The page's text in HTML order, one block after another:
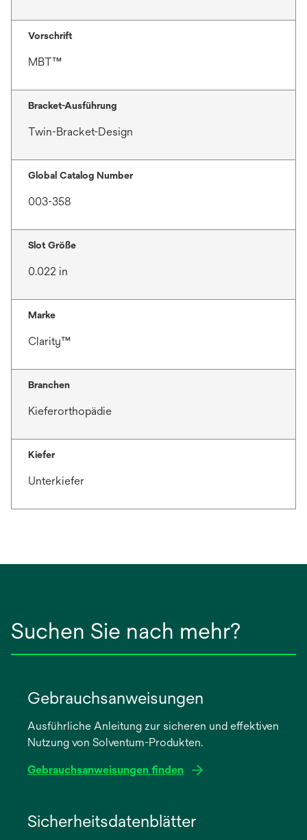
Vorschrift
MBT™
Bracket-Ausführung
Twin-Bracket-Design
Global Catalog Number
003-358
Slot Größe
0.022 in
Marke
Clarity™
Branchen
Kieferorthopädie
Kiefer
Unterkiefer
Suchen Sie nach mehr?
Gebrauchsanweisungen
Ausführliche Anleitung zur sicheren und effektiven
Nutzung von Solventum-Produkten.
Gebrauchsanweisungen finden
Sicherheitsdatenblätter